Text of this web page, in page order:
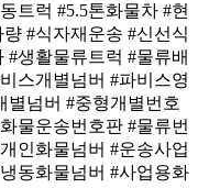
트럭 #5.5톤화물차 #현
#식자재운송 #신선식
생활물류트럭 #물류배
스개별넘버 #파비스영
별넘버 #중형개별번호
물운송번호판 #물류번
인화물넘버 #운송사업
동화물넘버 #사업용화